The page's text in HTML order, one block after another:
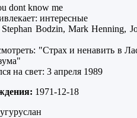
dont know me
интересные
Bodzin, Mark Henning,
"Страх и ненавить в
на свет: 3 апреля 1989
1971-12-18